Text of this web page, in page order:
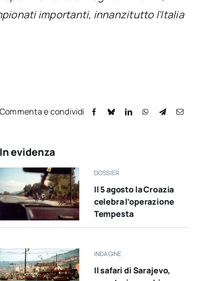
importanti, innanzitutto l’Italia
Commenta e condividi
In evidenza
DOSSIER
Il 5 agosto la Croazia
celebra l’operazione
Tempesta
INDAGINE
Il safari di Sarajevo,